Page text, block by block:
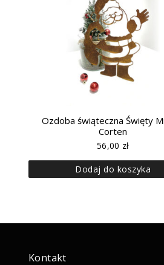
Ozdoba świąteczna Święty
Corten
56,00 zł
Dodaj do koszyka
Kontakt